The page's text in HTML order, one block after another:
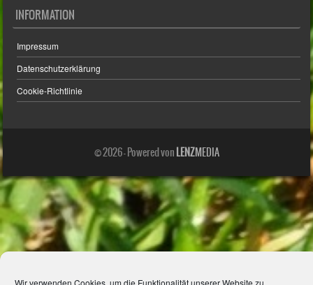
Wir verwenden Cookies, um die Funktionalität unserer Website zu
INFORMATION
Impressum
Datenschutzerklärung
Cookie-Richtlinie
© 2026 - Powered vonLENZMEDIA